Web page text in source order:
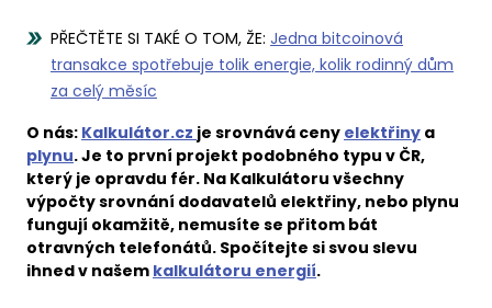
PŘEČTĚTE SI TAKÉ O TOM, ŽE: Jedna bitcoinová
transakce spotřebuje tolik energie, kolik rodinný dům
za celý měsíc
O nás: Kalkulátor.cz je srovnává ceny elektřiny a
plynu. Je to první projekt podobného typu v ČR,
který je opravdu fér. Na Kalkulátoru všechny
výpočty srovnání dodavatelů elektřiny, nebo plynu
fungují okamžitě, nemusíte se přitom bát
otravných telefonátů. Spočítejte si svou slevu
ihned v našem kalkulátoru energií.